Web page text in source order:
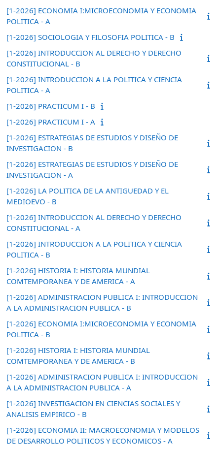
[1-2026] ECONOMIA I:MICROECONOMIA Y ECONOMIA
POLITICA - A
[1-2026] SOCIOLOGIA Y FILOSOFIA POLITICA - B
[1-2026] INTRODUCCION AL DERECHO Y DERECHO
CONSTITUCIONAL - B
[1-2026] INTRODUCCION A LA POLITICA Y CIENCIA
POLITICA - A
[1-2026] PRACTICUM I - B
[1-2026] PRACTICUM I - A
[1-2026] ESTRATEGIAS DE ESTUDIOS Y DISEÑO DE
INVESTIGACION - B
[1-2026] ESTRATEGIAS DE ESTUDIOS Y DISEÑO DE
INVESTIGACION - A
[1-2026] LA POLITICA DE LA ANTIGUEDAD Y EL
MEDIOEVO - B
[1-2026] INTRODUCCION AL DERECHO Y DERECHO
CONSTITUCIONAL - A
[1-2026] INTRODUCCION A LA POLITICA Y CIENCIA
POLITICA - B
[1-2026] HISTORIA I: HISTORIA MUNDIAL
COMTEMPORANEA Y DE AMERICA - A
[1-2026] ADMINISTRACION PUBLICA I: INTRODUCCION
A LA ADMINISTRACION PUBLICA - B
[1-2026] ECONOMIA I:MICROECONOMIA Y ECONOMIA
POLITICA - B
[1-2026] HISTORIA I: HISTORIA MUNDIAL
COMTEMPORANEA Y DE AMERICA - B
[1-2026] ADMINISTRACION PUBLICA I: INTRODUCCION
A LA ADMINISTRACION PUBLICA - A
[1-2026] INVESTIGACION EN CIENCIAS SOCIALES Y
ANALISIS EMPIRICO - B
[1-2026] ECONOMIA II: MACROECONOMIA Y MODELOS
DE DESARROLLO POLITICOS Y ECONOMICOS - A